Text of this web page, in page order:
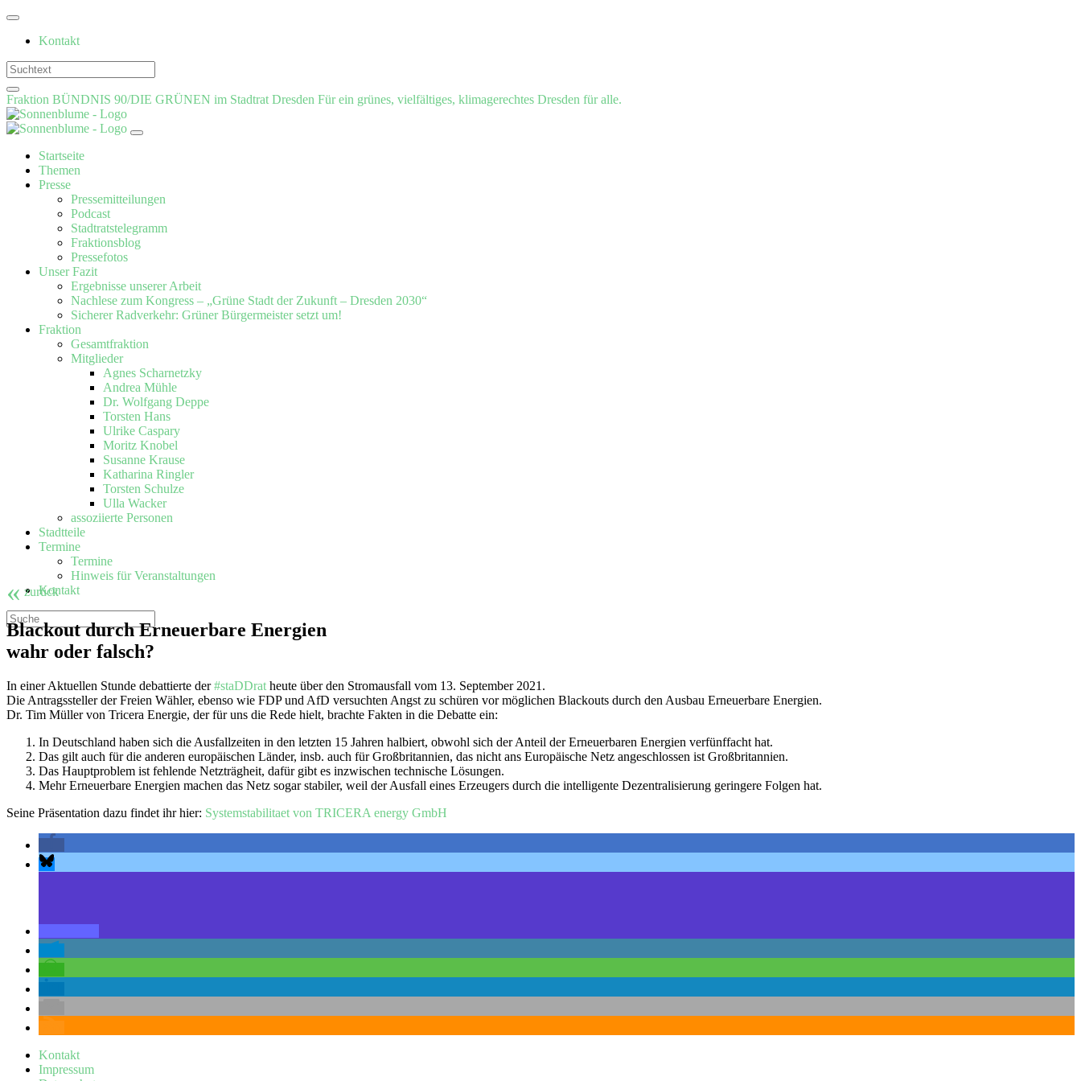
Weiter
Inhalt
Kontakt
Fraktion BÜNDNIS 90/DIE GRÜNEN im Stadtrat Dresden Für ein grünes, vielfältiges, klimagerechtes Dresden für alle.
Startseite
Themen
Presse
Pressemitteilungen
Podcast
Stadtratstelegramm
Fraktionsblog
Pressefotos
Unser Fazit
Ergebnisse unserer Arbeit
Nachlese zum Kongress – „Grüne Stadt der Zukunft – Dresden 2030“
Sicherer Radverkehr: Grüner Bürgermeister setzt um!
Fraktion
Gesamtfraktion
Mitglieder
Agnes Scharnetzky
Andrea Mühle
Dr. Wolfgang Deppe
Torsten Hans
Ulrike Caspary
Moritz Knobel
Susanne Krause
Katharina Ringler
Torsten Schulze
Ulla Wacker
assoziierte Personen
Stadtteile
Termine
Termine
Hinweis für Veranstaltungen
Kontakt
« zurück
Blackout durch Erneuerbare Energien
wahr oder falsch?
In einer Aktuellen Stunde debattierte der#staDDrat heute über den Stromausfall vom 13. September 2021.
Die Antragssteller der Freien Wähler, ebenso wie FDP und AfD versuchten Angst zu schüren vor möglichen Blackouts durch den Ausbau Erneuerbare Energien.
Dr. Tim Müller von Tricera Energie, der für uns die Rede hielt, brachte Fakten in die Debatte ein:
In Deutschland haben sich die Ausfallzeiten in den letzten 15 Jahren halbiert, obwohl sich der Anteil der Erneuerbaren Energien verfünffacht hat.
Das gilt auch für die anderen europäischen Länder, insb. auch für Großbritannien, das nicht ans Europäische Netz angeschlossen ist Großbritannien.
Das Hauptproblem ist fehlende Netzträgheit, dafür gibt es inzwischen technische Lösungen.
Mehr Erneuerbare Energien machen das Netz sogar stabiler, weil der Ausfall eines Erzeugers durch die intelligente Dezentralisierung geringere Folgen hat.
Seine Präsentation dazu findet ihr hier: Systemstabilitaet von TRICERA energy GmbH
Kontakt
Impressum